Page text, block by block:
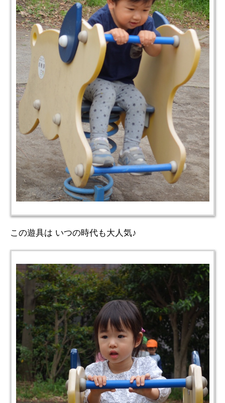
この遊具は いつの時代も大人気♪